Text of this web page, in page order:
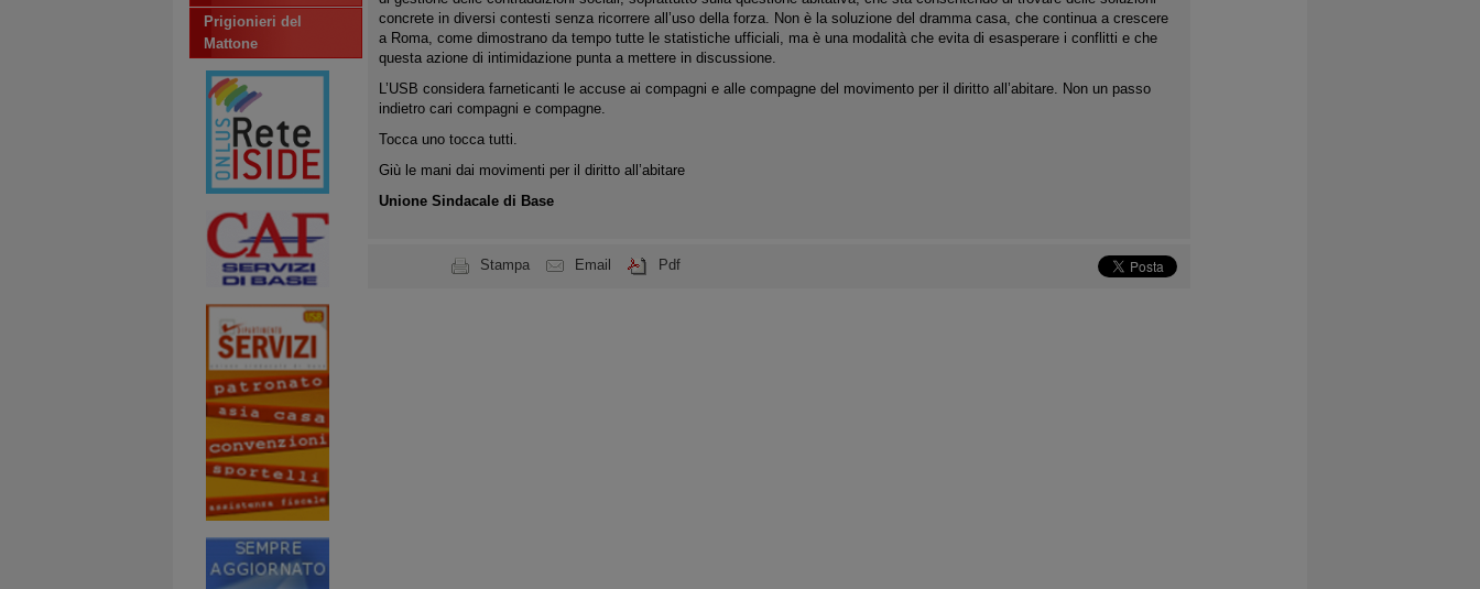
Prigionieri del
Mattone
concrete in diversi contesti senza ricorrere all’uso della forza. Non è la soluzione del dramma casa, che continua a crescere
a Roma, come dimostrano da tempo tutte le statistiche ufficiali, ma è una modalità che evita di esasperare i conflitti e che
questa azione di intimidazione punta a mettere in discussione.
L’USB considera farneticanti le accuse ai compagni e alle compagne del movimento per il diritto all’abitare. Non un passo
indietro cari compagni e compagne.
Tocca uno tocca tutti.
Giù le mani dai movimenti per il diritto all’abitare
Unione Sindacale di Base
Stampa Email Pdf